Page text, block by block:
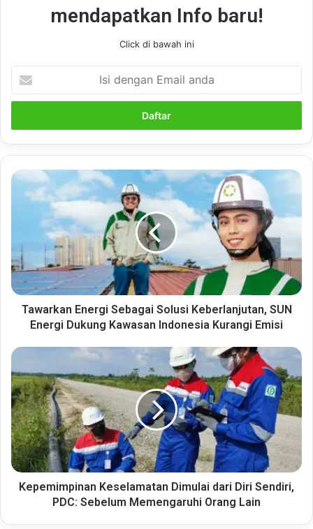
mendapatkan Info baru!
Click di bawah ini
dengan
Email
Tawarkan
Energi
Sebagai
Keberlanjutan,
SUN
Energi
Dukung
Kawasan
Indonesia
Kurangi
Tawarkan Energi Sebagai Solusi Keberlanjutan, SUN
Energi Dukung Kawasan Indonesia Kurangi Emisi
Kepemimpinan
Dimulai
dari
Diri
Sendiri,
PDC:
Sebelum
Memengaruhi
Orang
Kepemimpinan Keselamatan Dimulai dari Diri Sendiri,
PDC: Sebelum Memengaruhi Orang Lain